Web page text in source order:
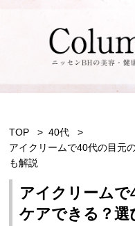
TOP
40代
アイクリームで40代の目元
も解説
アイクリーム
ケアできる？選